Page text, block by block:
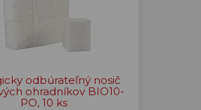
odbúrateľný nosič
ohradníkov BIO10-
PO, 10 ks